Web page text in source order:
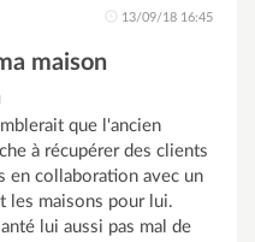
13/09/18 16:45
maison
que l'ancien
à récupérer des clients
en collaboration avec un
les maisons pour lui.
lui aussi pas mal de